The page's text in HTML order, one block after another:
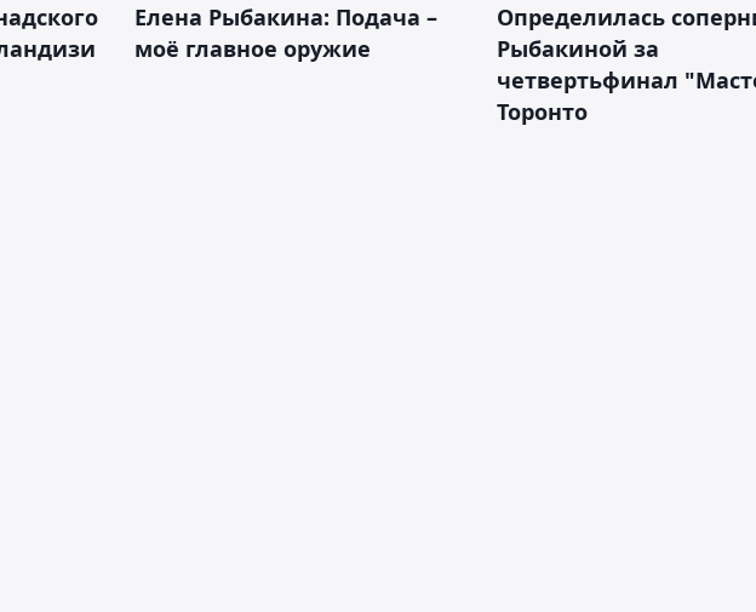
Елена Рыбакина: Подача –
моё главное оружие
Определилась
Рыбакиной за
четвертьфинал
Торонто